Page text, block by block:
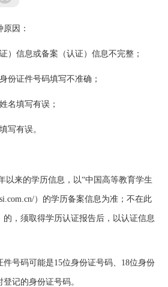
因：
信息或备案（认证）信息不完整；
证件号码填写不准确；
填写有误；
有误。
来的学历信息，以“中国高等教育学生
）的学历备案信息为准；不在此
的，须取得学历认证报告后，以认证信息
号码可能是15位身份证号码、18位身份
记的身份证号码。